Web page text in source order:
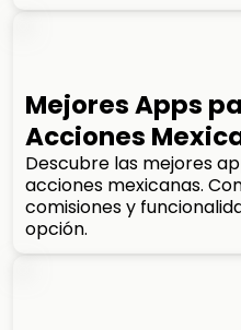
Mejores Apps
Acciones
Descubre las mejores
acciones mexicanas.
comisiones y
opción.